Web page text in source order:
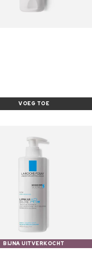
VOEG TOE
BIJNA UITVERKOCHT